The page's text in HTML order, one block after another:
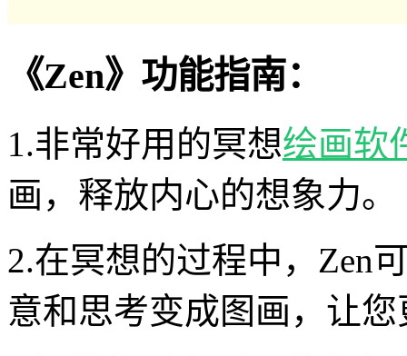
《Zen》功能指南：
1.非常好用的冥想绘画软
画，释放内心的想象力。
2.在冥想的过程中，Zen
意和思考变成图画，让